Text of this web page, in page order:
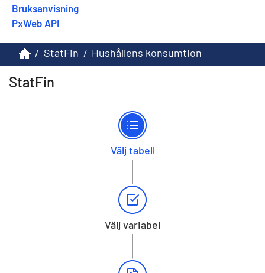
Bruksanvisning
PxWeb API
/ StatFin / Hushållens konsumtion
StatFin
Välj tabell
Välj variabel